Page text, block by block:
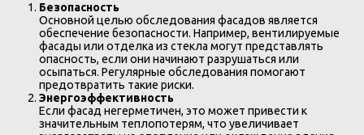
Безопасность
Основной целью обследования фасадов является
обеспечение безопасности. Например, вентилируемые
фасады или отделка из стекла могут представлять
опасность, если они начинают разрушаться или
осыпаться. Регулярные обследования помогают
предотвратить такие риски.
Энергоэффективность
Если фасад негерметичен, это может привести к
значительным теплопотерям, что увеличивает